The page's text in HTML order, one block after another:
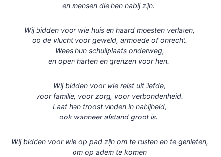
en mensen die hen nabij zijn.
Wij bidden voor wie huis en haard moesten verlaten,
op de vlucht voor geweld, armoede of onrecht.
Wees hun schuilplaats onderweg,
en open harten en grenzen voor hen.
Wij bidden voor wie reist uit liefde,
voor familie, voor zorg, voor verbondenheid.
Laat hen troost vinden in nabijheid,
ook wanneer afstand groot is.
Wij bidden voor wie op pad zijn om te rusten en te genieten,
om op adem te komen